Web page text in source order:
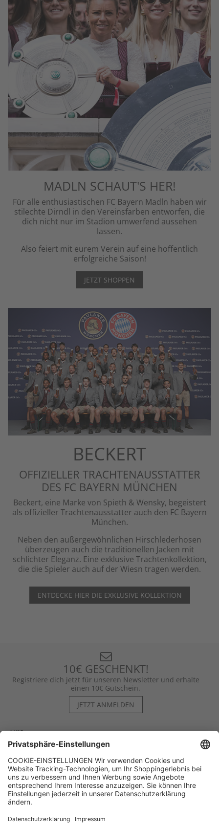
MADLN SCHAUT'S HER!
Für alle enthusiastischen FC Bayern Madln haben wir
stilechte Dirndl in den Vereinsfarben entworfen, die
dich nicht nur im Stadion umwerfend aussehen
lassen.
Also feiert mit eurem Verein auf eine hoffentlich
erfolgreiche Saison!
JETZT SHOPPEN
BECKERT
OFFIZIELLER TRACHTENAUSSTATTER
DES FC BAYERN MÜNCHEN
Beckert, eine Marke von Spieth & Wensky, begeistert
als offizieller Trachtenausstatter auch den FC Bayern
München.
Neben den außergewöhnlichen Hirschlederhosen
überzeugen auch die traditionellen Jacken mit
schlichter Eleganz. Eine exklusive Trachtenkollektion,
die die Spieler auch auf der Wiesn tragen werden.
ENTDECKE HIER DIE EXKLUSIVE KOLLEKTION
10€ GESCHENKT!
Registriere dich jetzt für unseren Newsletter und erhalte
einen 10€ Gutschein.
JETZT ANMELDEN
Hilfe
Kontakt
Kategorien